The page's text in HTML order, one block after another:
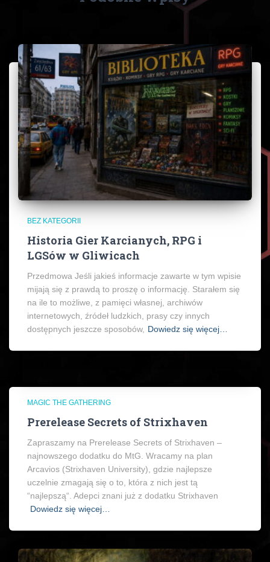
BEZ KATEGORII
Historia Gier Karcianych, RPG i
LGSów w Gliwicach
Przedmowa Jeśli jakieś informacje zawarte w tym wpisie
mijają się z prawdą to proszę o informację. Starałem się
na ile to możliwe, z pamięci własnej, archiwów
internetowych, źródeł ludzkich, prasy czy innych
dostępnych jeszcze sposobów, Dowiedz się więcej…
MAGIC THE GATHERING
Prerelease Secrets of Strixhaven
Zapraszamy na Prerelease Secrets of Strixhaven –
najnowszego dodatku do MtG. Wracamy na plan
Arcavios (Strixhaven University), gdzie najlepsze
uczelnie zmagają się o to, która z nich jest tą
“najlepszą“. Adepci znani już z dodatku Strixhaven
Dowiedz się więcej…